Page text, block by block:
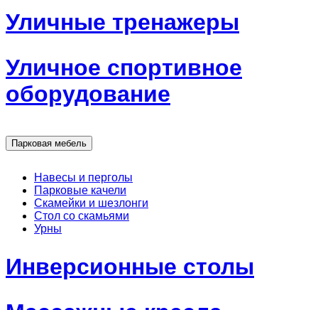
Уличные тренажеры
Уличное спортивное
оборудование
Парковая мебель
Навесы и перголы
Парковые качели
Скамейки и шезлонги
Стол со скамьями
Урны
Инверсионные столы